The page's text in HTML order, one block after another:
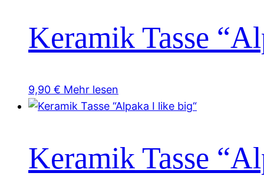
Keramik Tasse
9,90 € Mehr lesen
Keramik Tasse